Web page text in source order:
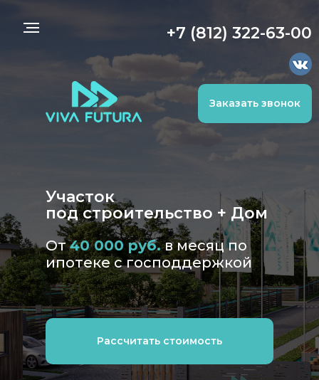
Участок
под строительство + Дом
От40 000 руб.в месяц по
ипотеке с господдержкой
+7 (812) 322-63-00
Заказать звонок
Рассчитать стоимость